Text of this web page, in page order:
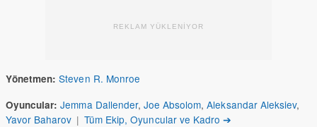
REKLAM YÜKLENİYOR
Yönetmen: Steven R. Monroe
Oyuncular: Jemma Dallender, Joe Absolom,Aleksandar Aleksiev,
Yavor Baharov | Tüm Ekip, Oyuncular ve Kadro ➔